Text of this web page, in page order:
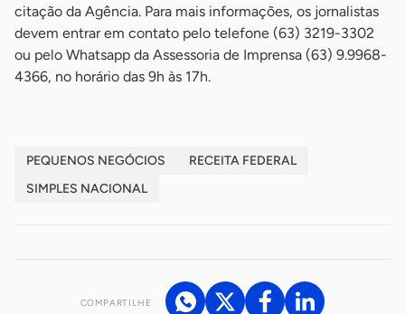
citação da Agência. Para mais informações, os jornalistas
devem entrar em contato pelo telefone (63) 3219-3302
ou pelo Whatsapp da Assessoria de Imprensa (63) 9.9968-
4366, no horário das 9h às 17h.
PEQUENOS NEGÓCIOS
RECEITA FEDERAL
SIMPLES NACIONAL
COMPARTILHE